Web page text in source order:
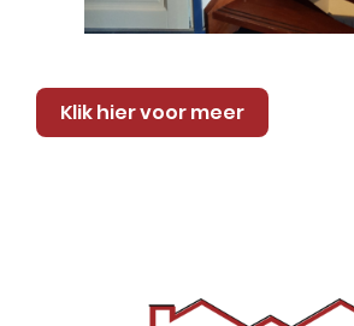
Klik hier voor meer